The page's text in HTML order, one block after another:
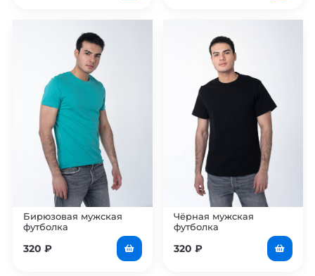
Бирюзовая мужская
футболка
320 ₽
Чёрная мужская
футболка
320 ₽